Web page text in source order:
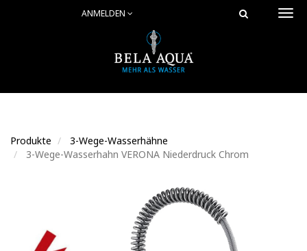
ANMELDEN
Produkte
3-Wege-Wasserhähne
3-Wege-Wasserhahn VERONA Niederdruck Chrom